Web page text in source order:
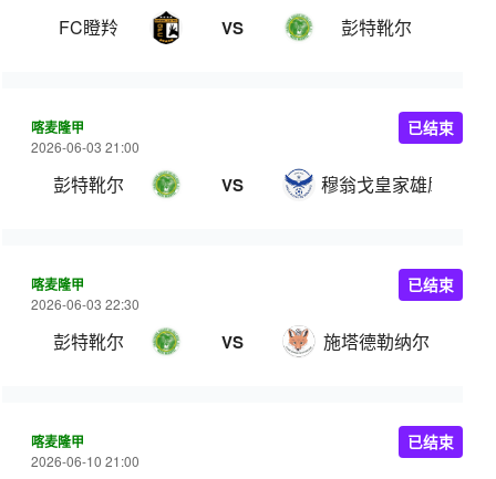
FC瞪羚 VS 彭特靴尔
喀麦隆甲
2026-06-03 21:00
彭特靴尔 VS 穆翁戈皇家雄鹰
已结束
喀麦隆甲
2026-06-03 22:30
彭特靴尔 VS 施塔德勒纳尔
已结束
喀麦隆甲
2026-06-10 21:00
已结束